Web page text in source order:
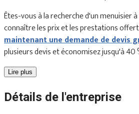
Êtes-vous à la recherche d'un menuisier
connaître les prix et les prestations
maintenant une demande de devis
plusieurs devis et économisez jusqu'à 40
Lire plus
Détails de l'entreprise